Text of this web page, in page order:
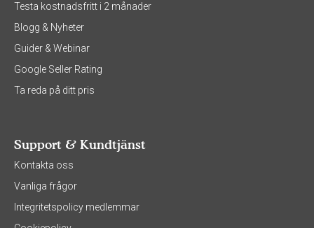
Testa kostnadsfritt i 2 månader
Blogg & Nyheter
Guider & Webinar
Google Seller Rating
Ta reda på ditt pris
Support & Kundtjänst
Kontakta oss
Vanliga frågor
Integritetspolicy medlemmar